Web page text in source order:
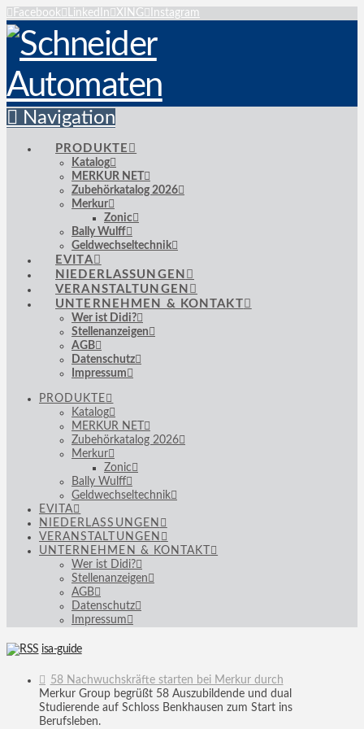
Facebook LinkedIn XING Instagram
Navigation
PRODUKTE
Katalog
MERKUR NET
Zubehörkatalog 2026
Merkur
Zonic
Bally Wulff
Geldwechseltechnik
EVITA
NIEDERLASSUNGEN
VERANSTALTUNGEN
UNTERNEHMEN & KONTAKT
Wer ist Didi?
Stellenanzeigen
AGB
Datenschutz
Impressum
PRODUKTE
Katalog
MERKUR NET
Zubehörkatalog 2026
Merkur
Zonic
Bally Wulff
Geldwechseltechnik
EVITA
NIEDERLASSUNGEN
VERANSTALTUNGEN
UNTERNEHMEN & KONTAKT
Wer ist Didi?
Stellenanzeigen
AGB
Datenschutz
Impressum
isa-guide
58 Nachwuchskräfte starten bei Merkur durch
Merkur Group begrüßt 58 Auszubildende und dual
Studierende auf Schloss Benkhausen zum Start ins
Berufsleben.